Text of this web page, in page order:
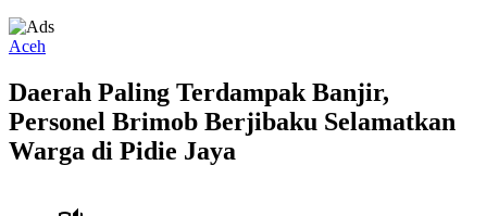
Aceh
Daerah Paling Terdampak Banjir,
Personel Brimob Berjibaku Selamatkan
Warga di Pidie Jaya